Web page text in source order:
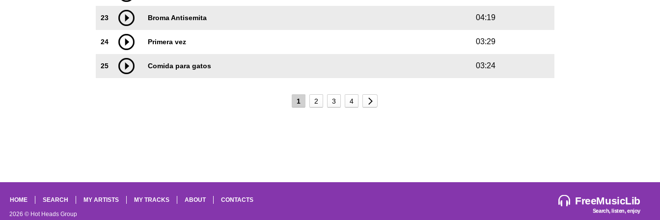
23 Broma Antisemita 04:19
24 Primera vez 03:29
25 Comida para gatos 03:24
1 2 3 4
FreeMusicLib
Search, listen, enjoy
HOME SEARCH MY ARTISTS MY TRACKS ABOUT CONTACTS
2026 © Hot Heads Group